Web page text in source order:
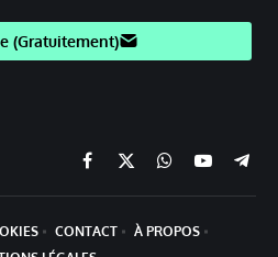
(Gratuitement)
Facebook
X
(Twitter)
Chaine
WhatsApp
YouTube
CONTACT
À PROPOS